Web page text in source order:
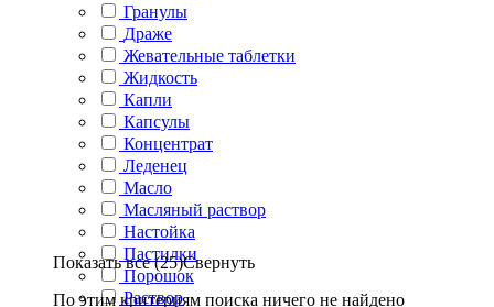
Гранулы
Драже
Жевательные таблетки
Жидкость
Капли
Капсулы
Концентрат
Леденец
Масло
Масляный раствор
Настойка
Пастилки
Порошок
Раствор
Показать все (25)Свернуть
По этим критериям поиска ничего не найдено